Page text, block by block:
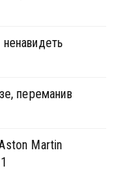
переманив
Martin